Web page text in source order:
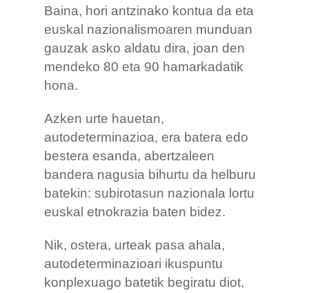
Baina, hori antzinako kontua da eta
euskal nazionalismoaren munduan
gauzak asko aldatu dira, joan den
mendeko 80 eta 90 hamarkadatik
hona.
Azken urte hauetan,
autodeterminazioa, era batera edo
bestera esanda, abertzaleen
bandera nagusia bihurtu da helburu
batekin: subirotasun nazionala lortu
euskal etnokrazia baten bidez.
Nik, ostera, urteak pasa ahala,
autodeterminazioari ikuspuntu
konplexuago batetik begiratu diot,